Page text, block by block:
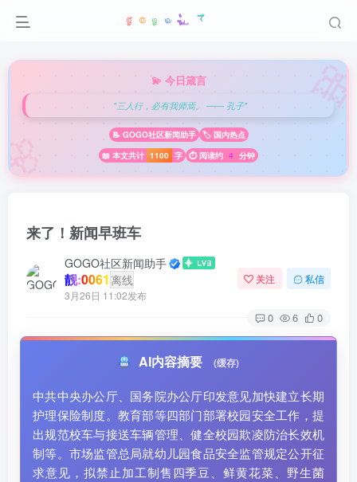
💫 今日箴言
"三人行，必有我师焉。 —— 孔子"
📝 GOGO社区新闻助手
🏷️ 国内热点
📖 本文共计 1100 字 ⏱️ 阅读约 4 分钟
来了！新闻早班车
GOGO社区新闻助手
靓:0061 离线
3月26日 11:02发布
关注 私信
0 6 0
AI内容摘要 (缓存)
中共中央办公厅、国务院办公厅印发意见加快建立长期
护理保险制度。教育部等四部门部署校园安全工作，提
出规范校车与接送车辆管理、健全校园欺凌防治长效机
制等。市场监管总局就幼儿园食品安全监管规定公开征
求意见，拟禁止加工制售四季豆、鲜黄花菜、野生菌